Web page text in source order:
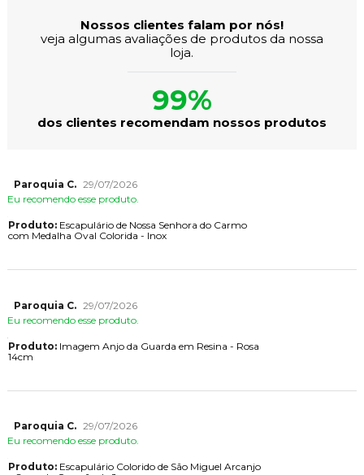
Nossos clientes falam por nós!
veja algumas avaliações de produtos da nossa
loja.
99%
dos clientes recomendam nossos produtos
Paroquia C. 29/07/2026
Eu recomendo esse produto.
Produto:Escapulário de Nossa Senhora do Carmo
com Medalha Oval Colorida - Inox
Paroquia C. 29/07/2026
Eu recomendo esse produto.
Produto:Imagem Anjo da Guarda em Resina - Rosa
14cm
Paroquia C. 29/07/2026
Eu recomendo esse produto.
Produto:Escapulário Colorido de São Miguel Arcanjo